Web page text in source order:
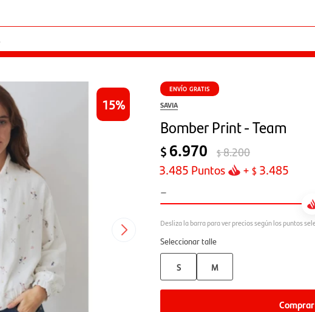
15
ENVÍO GRATIS
SAVIA
Bomber Print - Team
$ 6.970 $8.200
3.485 Puntos + $ 3.485
-
Seleccionar talle
S M
Comprar